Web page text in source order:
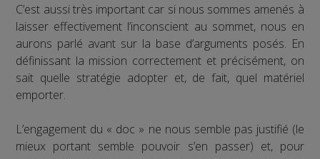
C’est aussi très important car si nous sommes amenés à
laisser effectivement l’inconscient au sommet, nous en
aurons parlé avant sur la base d’arguments posés. En
définissant la mission correctement et précisément, on
sait quelle stratégie adopter et, de fait, quel matériel
emporter.
L’engagement du « doc » ne nous semble pas justifié (le
mieux portant semble pouvoir s’en passer) et, pour